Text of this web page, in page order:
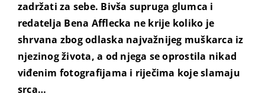
zadržati za sebe. Bivša supruga glumca i
redatelja Bena Afflecka ne krije koliko je
shrvana zbog odlaska najvažnijeg muškarca iz
njezinog života, a od njega se oprostila nikad
viđenim fotografijama i riječima koje slamaju
srca…